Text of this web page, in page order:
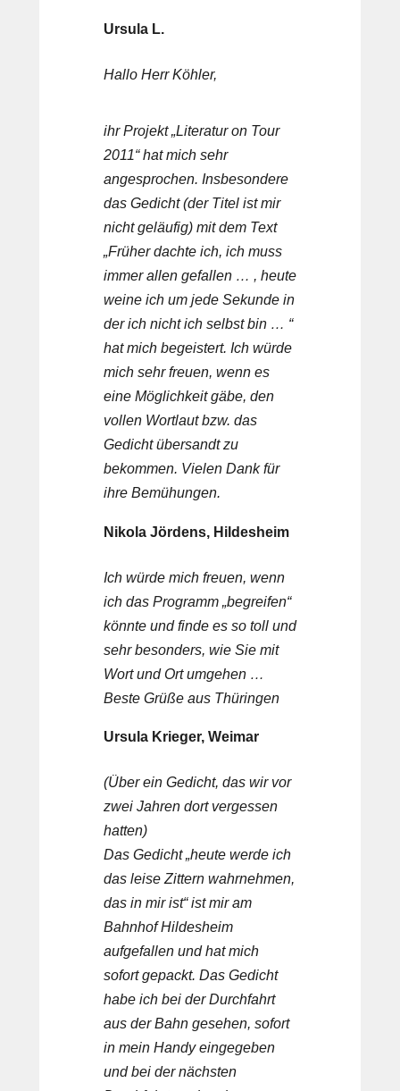
Ursula L.
Hallo Herr Köhler,
ihr Projekt „Literatur on Tour
2011“ hat mich sehr
angesprochen. Insbesondere
das Gedicht (der Titel ist mir
nicht geläufig) mit dem Text
„Früher dachte ich, ich muss
immer allen gefallen … , heute
weine ich um jede Sekunde in
der ich nicht ich selbst bin … “
hat mich begeistert. Ich würde
mich sehr freuen, wenn es
eine Möglichkeit gäbe, den
vollen Wortlaut bzw. das
Gedicht übersandt zu
bekommen. Vielen Dank für
ihre Bemühungen.
Nikola Jördens, Hildesheim
Ich würde mich freuen, wenn
ich das Programm „begreifen“
könnte und finde es so toll und
sehr besonders, wie Sie mit
Wort und Ort umgehen …
Beste Grüße aus Thüringen
Ursula Krieger, Weimar
(Über ein Gedicht, das wir vor
zwei Jahren dort vergessen
hatten)
Das Gedicht „heute werde ich
das leise Zittern wahrnehmen,
das in mir ist“ ist mir am
Bahnhof Hildesheim
aufgefallen und hat mich
sofort gepackt. Das Gedicht
habe ich bei der Durchfahrt
aus der Bahn gesehen, sofort
in mein Handy eingegeben
und bei der nächsten